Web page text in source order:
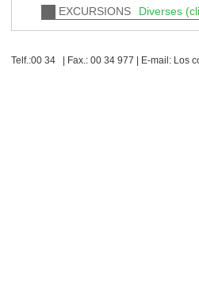
EXCURSIONS Diverses
Telf.:00 34 | Fax.: 00 34 977 | E-mail: Los